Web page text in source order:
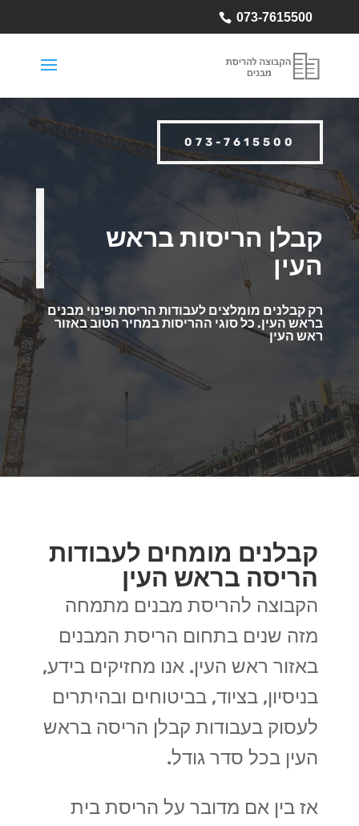
073-7615500
073-7615500
קבלן הריסות בראש
העין
רק קבלנים מומלצים לעבודות הריסת ופינוי מבנים
בראש העין. כל סוגי ההריסות במחיר הטוב באזור
ראש העין
קבלנים מומחים לעבודות
הריסה בראש העין
הקבוצה להריסת מבנים מתמחה
מזה שנים בתחום הריסת המבנים
באזור ראש העין. אנו מחזיקים בידע,
בניסיון, בציוד, בביטוחים ובהיתרים
לעסוק בעבודות קבלן הריסה בראש
העין בכל סדר גודל.
אז בין אם מדובר על הריסת בית